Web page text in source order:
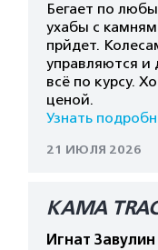
Бегает по
ухабы с
прйдет.
управляются и
всё по курсу.
ценой.
Узнать
21 ИЮЛЯ 2026
КАМА
Игнат Завулин